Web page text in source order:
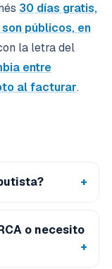
30 días gratis,
públicos, en
la letra del
entre
al facturar.
o necesito